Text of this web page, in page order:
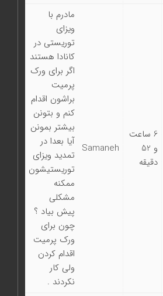
6 ساعت
و 52
دقیقه
Samaneh
مادرم با
ویزای
توریستی در
کانادا هستند
اگر برای ورک
پرمیت
براشون اقدام
کنم و بتونن
بیشتر بمونن
آیا بعدا در
تمدید ویزای
توریستیشون
ممکنه
مشکلی
پیش بیاد ؟
چون برای
ورک پرمیت
اقدام کردن
ولی کار
نکردند .